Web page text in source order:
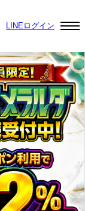
LINEログイン